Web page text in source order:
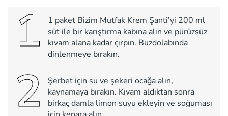
1
1 paket Bizim Mutfak Krem Şanti’yi 200 ml
süt ile bir karıştırma kabına alın ve pürüzsüz
kıvam alana kadar çırpın. Buzdolabında
dinlenmeye bırakın.
2
Şerbet için su ve şekeri ocağa alın,
kaynamaya bırakın. Kıvam aldıktan sonra
birkaç damla limon suyu ekleyin ve soğuması